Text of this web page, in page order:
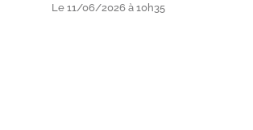
Le 11/06/2026 à 10h35